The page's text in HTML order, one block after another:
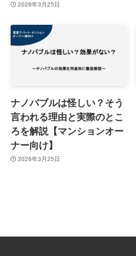
2026年3月25日
ナノバブルは怪しい？そう
言われる理由と実際のとこ
ろを解説【マンションオー
ナー向け】
2026年3月25日